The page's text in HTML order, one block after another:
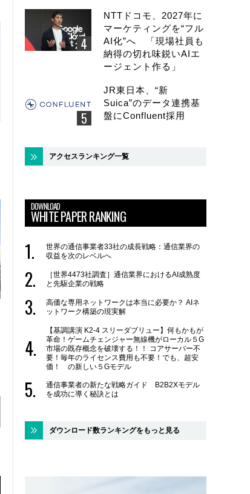
NTTドコモ、2027年に
マーケティングを“フル
AI化”へ 「現場社員も
納得の切れ味鋭いAIエ
ージェント作る」
JR東日本、“新
Suica”のデータ連携基
盤にConfluent採用
アクセスランキング一覧
DOWNLOAD
WHITE PAPER RANKING
世界の通信事業者33社の成長戦略：通信業界の
収益を次のレベルへ
［世界4473社調査］通信業界におけるAI成熟度
と先駆企業の戦略
高価な専用ネットワークは本当に必要か？ AIネ
ットワーク構築の現実解
【基調講演 K2-4 スリーダブリュー】何もかもが
革命！ゲームチェンジャー無線機がローカル５G
市場の既存概念を破壊する！！ コアサーバー不
要！毎年のライセンス費用も不要！でも、超安
価！ の新しい５Gモデル
通信事業者の新たな戦略ガイド B2B2Xモデル
を成功に導く秘訣とは
ダウンロード数ランキングをもっと見る